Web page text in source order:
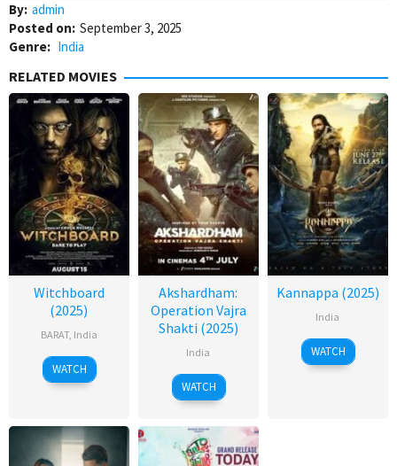
By: admin
Posted on: September 3, 2025
Genre: India
RELATED MOVIES
Witchboard
(2025)
BARAT, India
WATCH
Akshardham:
Operation Vajra
Shakti (2025)
India
WATCH
Kannappa (2025)
India
WATCH